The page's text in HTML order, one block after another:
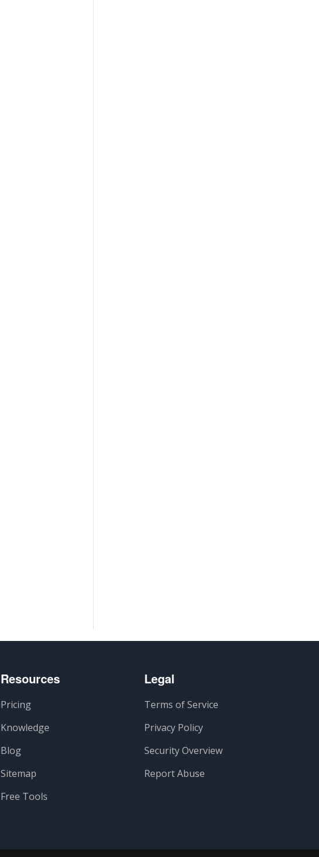
Resources
Pricing
Knowledge
Blog
Sitemap
Free Tools
Legal
Terms of Service
Privacy Policy
Security Overview
Report Abuse